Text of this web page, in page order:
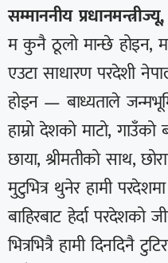
सम्माननीय प्रधानमन्त्रीज्यू,
म कुनै ठूलो मान्छे होइन,
एउटा साधारण परदेशी
होइन — बाध्यताले
हाम्रो देशको माटो,
छाया, श्रीमतीको साथ,
मुटुभित्र थुनेर हामी
बाहिरबाट हेर्दा परदेशको
भित्रभित्रै हामी दिनदिनै